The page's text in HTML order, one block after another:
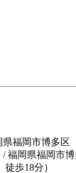
福岡市博多区
福岡県福岡市
歩18分）